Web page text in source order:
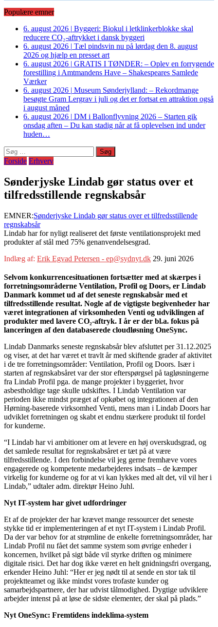
Populære emner
6. august 2026 | Byggeri: Biokul i letklinkerblokke skal
reducere CO₂-aftrykket i dansk byggeri
6. august 2026 | Tæl pindsvin nu på lørdag den 8. august
2026 og hjælp en presset art
6. august 2026 | GRATIS I TØNDER: – Oplev en forrygende
forestilling i Amtmandens Have – Shakespeares Samlede
Værker
6. august 2026 | Museum Sønderjylland: – Rekordmange
besøgte Gram Lergrav i juli og det er fortsat en attraktion også
i august måned
6. august 2026 | DM i Ballonflyvning 2026 – Starten gik
onsdag aften – Du kan stadig når at få oplevelsen ind under
huden…
Søg
efter:
Forside Erhverv
Sønderjyske Lindab gør status over et
tilfredsstillende regnskabsår
EMNER:Sønderjyske Lindab gør status over et tilfredsstillende
regnskabsår
Lindab har for nyligt realiseret det første ventilationsprojekt med
produkter af stål med 75% genanvendelsesgrad.
Indlæg af: Erik Egvad Petersen - ep@sydnyt.dk 29. juni 2026
Selvom konkurrencesituationen fortsætter med at skærpes i
forretningsområderne Ventilation, Profil og Doors, er Lindab
Danmark kommet ud af det seneste regnskabsår med et
tilfredsstillende resultat. Nogle af de vigtigste begivenheder har
været integrationen af virksomheden Venti og udviklingen af
produkter med lavere CO₂-aftryk. I år er der bl.a. fokus på
lanceringen af den databaserede cloudløsning OneSync.
Lindab Danmarks seneste regnskabsår blev afsluttet per 31.12.2025
og viser, at det har været et travlt år med skiftende grader af aktivitet
i de tre forretningsområder: Ventilation, Profil og Doors. Især i
starten af regnskabsåret var der stor efterspørgsel på tagløsningerne
fra Lindab Profil pga. de mange projekter i byggeriet, hvor
asbestholdige tage skulle udskiftes. I Lindab Ventilation var
perioden ikke mindst præget af opkøbet og integrationen af den
Hørning-baserede virksomhed Venti, mens man i Lindab Doors har
udviklet forretningen og skabt et endnu stærkere produkt til fordel
for kunderne.
“I Lindab har vi ambitioner om at levere en høj overskudsgrad, og
det samlede resultat for regnskabsåret er tæt på at være
tilfredsstillende. I den forbindelse vil jeg gerne fremhæve vores
engagerede og kompetente medarbejderes indsats – de kæmper
virkelig for kunderne og for at vi kan lykkes med alt det, vil vil her i
Lindab,” udtaler adm. direktør Heino Juhl.
Nyt IT-system har givet udfordringer
Et af de projekter der har krævet mange ressourcer det seneste
stykke tid er implementeringen af et nyt IT-system i Lindab Profil.
Da der var behov for at strømline de enkelte forretningsområder, har
Lindab Profil nu fået det samme system som øvrige enheder i
koncernen, hvilket på sigt både vil styrke driften og minimere
digitale risici. Det har dog ikke været en helt gnidningsfri overgang,
erkender Heino Juhl: “Her er jeg nødt til at sende en stor tak til
projektteamet og ikke mindst vores trofaste kunder og
samarbejdspartnere, der har udvist tålmodighed. Dygtige udviklere
arbejder intenst på at løse de sidste elementer, der skal på plads.”
Nyt OneSync: Fremtidens indeklima-system